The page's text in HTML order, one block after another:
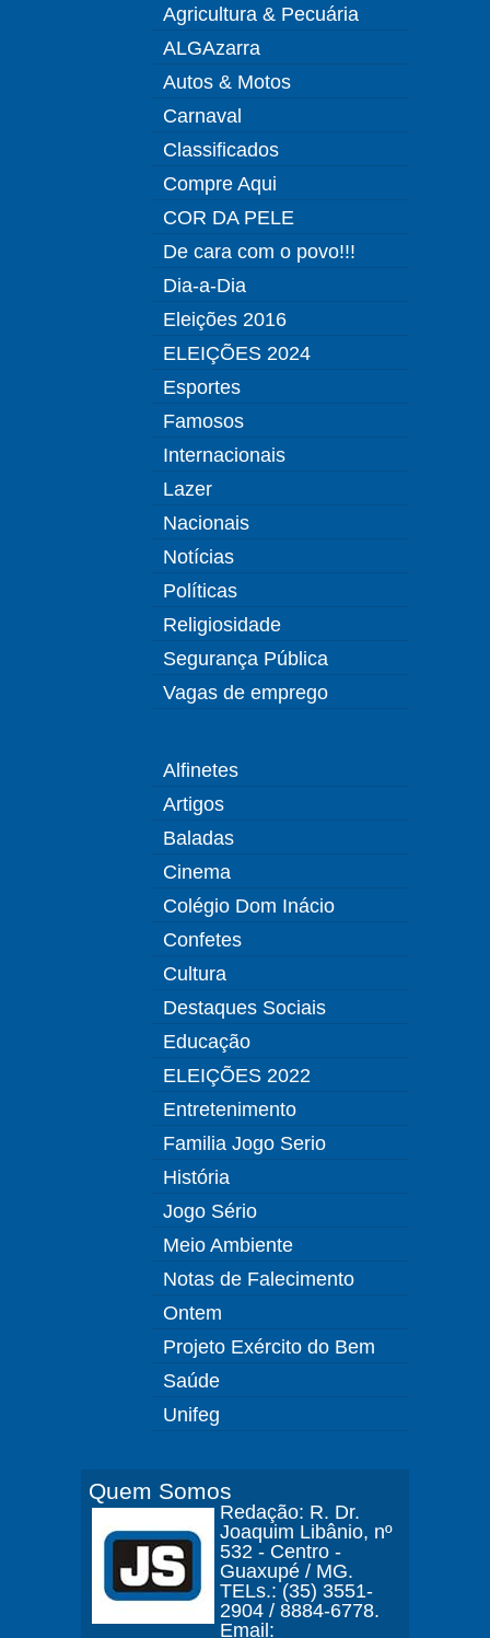
Agricultura & Pecuária
ALGAzarra
Autos & Motos
Carnaval
Classificados
Compre Aqui
COR DA PELE
De cara com o povo!!!
Dia-a-Dia
Eleições 2016
ELEIÇÕES 2024
Esportes
Famosos
Internacionais
Lazer
Nacionais
Notícias
Políticas
Religiosidade
Segurança Pública
Vagas de emprego
Alfinetes
Artigos
Baladas
Cinema
Colégio Dom Inácio
Confetes
Cultura
Destaques Sociais
Educação
ELEIÇÕES 2022
Entretenimento
Familia Jogo Serio
História
Jogo Sério
Meio Ambiente
Notas de Falecimento
Ontem
Projeto Exército do Bem
Saúde
Unifeg
Quem Somos
Redação: R. Dr.
Joaquim Libânio, nº
532 - Centro -
Guaxupé / MG.
TELs.: (35) 3551-
2904 / 8884-6778.
Email: